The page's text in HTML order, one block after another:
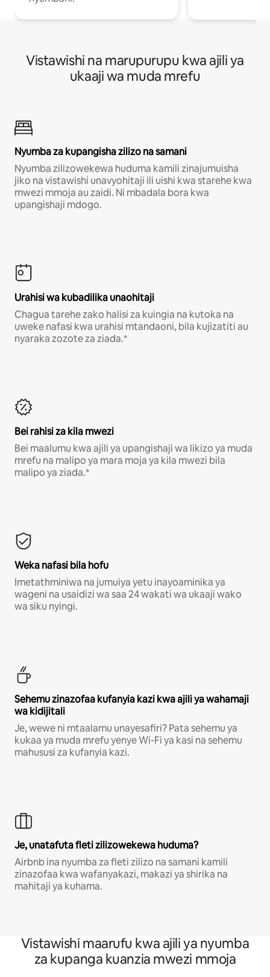
Vistawishi na marupurupu kwa ajili ya
ukaaji wa muda mrefu
Nyumba za kupangisha zilizo na samani
Nyumba zilizowekewa huduma kamili zinajumuisha
jiko na vistawishi unavyohitaji ili uishi kwa starehe kwa
mwezi mmoja au zaidi. Ni mbadala bora kwa
upangishaji mdogo.
Urahisi wa kubadilika unaohitaji
Chagua tarehe zako halisi za kuingia na kutoka na
uweke nafasi kwa urahisi mtandaoni, bila kujizatiti au
nyaraka zozote za ziada.*
Bei rahisi za kila mwezi
Bei maalumu kwa ajili ya upangishaji wa likizo ya muda
mrefu na malipo ya mara moja ya kila mwezi bila
malipo ya ziada.*
Weka nafasi bila hofu
Imetathminiwa na jumuiya yetu inayoaminika ya
wageni na usaidizi wa saa 24 wakati wa ukaaji wako
wa siku nyingi.
Sehemu zinazofaa kufanyia kazi kwa ajili ya wahamaji
wa kidijitali
Je, wewe ni mtaalamu unayesafiri? Pata sehemu ya
kukaa ya muda mrefu yenye Wi-Fi ya kasi na sehemu
mahususi za kufanyia kazi.
Je, unatafuta fleti zilizowekewa huduma?
Airbnb ina nyumba za fleti zilizo na samani kamili
zinazofaa kwa wafanyakazi, makazi ya shirika na
mahitaji ya kuhama.
Vistawishi maarufu kwa ajili ya nyumba
za kupanga kuanzia mwezi mmoja